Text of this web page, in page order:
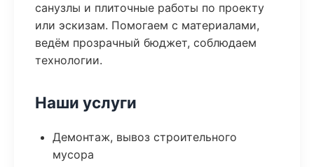
санузлы и плиточные работы по проекту
или эскизам. Помогаем с материалами,
ведём прозрачный бюджет, соблюдаем
технологии.
Наши услуги
Демонтаж, вывоз строительного
мусора